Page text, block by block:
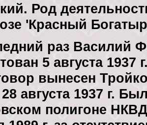
Род
'Красный
раз Василий
5 августа 1937
вынесен
августа 1937 г.
полигоне